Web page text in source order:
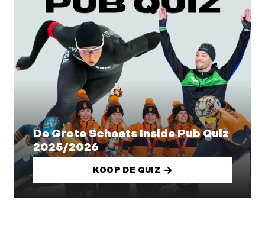
De Grote Schaats Inside Pub Quiz
2025/2026
KOOP DE QUIZ